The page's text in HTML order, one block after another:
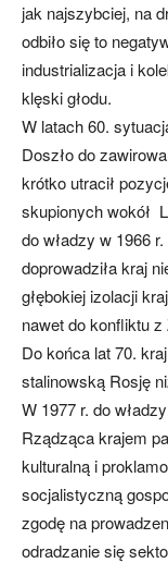
jak najszybciej, na
odbiło się to
industrializacja i
klęski głodu.
W latach 60.
Doszło do
krótko utracił
skupionych wokół
do władzy w 1966
doprowadziła kraj
głębokiej izolacji
nawet do konfliktu z
Do końca lat 70.
stalinowską Rosję
W 1977 r. do
Rządząca krajem
kulturalną i
socjalistyczną
zgodę na
odradzanie się